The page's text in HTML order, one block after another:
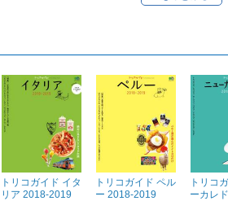
トリコガイド イタ
リア 2018-2019
トリコガイド ペル
ー 2018-2019
トリコ
ーカレ